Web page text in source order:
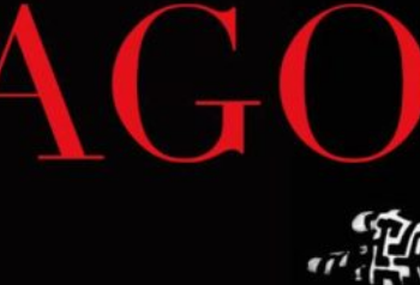
JEFF MARTIN AU CORONA DE MONTRÉAL
ON VA SE LE DIRE, SWORD EST DE RETOUR
LA COMPIL’ ZOO DE SLAM DISQUES EST DE RETOUR
LES RÊVES SONT FAITS POUR ÊTRE RÉALISÉS
ÉNORME SUCCÈS POUR MUSE ET SES SHOWS AU QUÉBEC